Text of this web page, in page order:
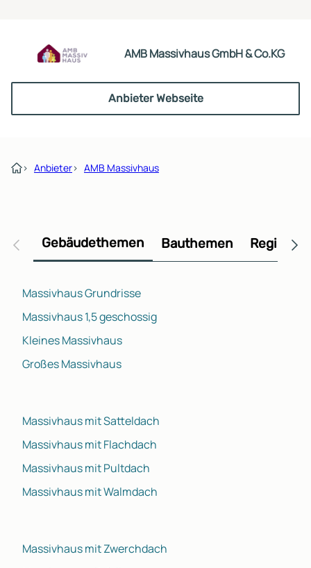
AMB Massivhaus GmbH & Co.KG
Anbieter Webseite
› Anbieter› AMB Massivhaus
Gebäudethemen Bauthemen
Massivhaus Grundrisse
Massivhaus 1,5 geschossig
Kleines Massivhaus
Großes Massivhaus
Massivhaus mit Satteldach
Massivhaus mit Flachdach
Massivhaus mit Pultdach
Massivhaus mit Walmdach
Massivhaus mit Zwerchdach